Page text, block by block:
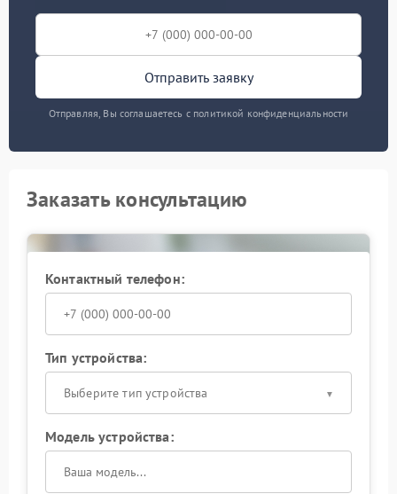
Отправить заявку
Отправляя, Вы соглашаетесь с политикой конфиденциальности
Заказать консультацию
Контактный телефон:
Тип устройства:
Выберите тип устройства
Модель устройства: